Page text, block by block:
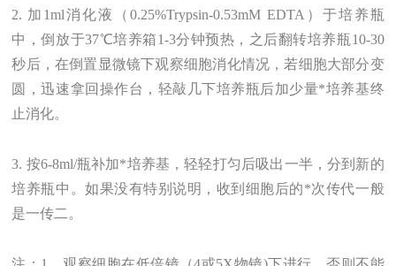
2. 加1ml消化液（0.25%Trypsin-0.53mM EDTA）于培养瓶
中，倒放于37℃培养箱1-3分钟预热，之后翻转培养瓶10-30
秒后，在倒置显微镜下观察细胞消化情况，若细胞大部分变
圆，迅速拿回操作台，轻敲几下培养瓶后加少量*培养基终
止消化。
3. 按6-8ml/瓶补加*培养基，轻轻打匀后吸出一半，分到新的
培养瓶中。如果没有特别说明，收到细胞后的*次传代一般
是一传二。